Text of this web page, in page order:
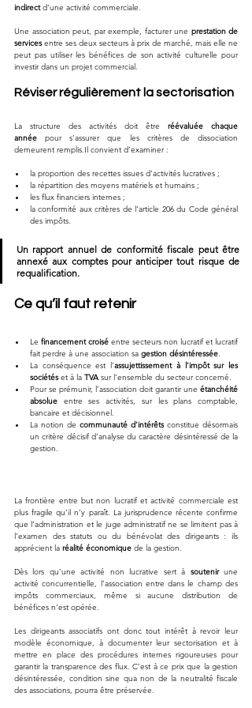
indirect d’une activité commerciale.
Une association peut, par exemple, facturer une prestation de
services entre ses deux secteurs à prix de marché, mais elle ne
peut pas utiliser les bénéfices de son activité culturelle pour
investir dans un projet commercial.
Réviser régulièrement la sectorisation
La structure des activités doit être réévaluée chaque
année pour s’assurer que les critères de dissociation
demeurent remplis.Il convient d’examiner :
la proportion des recettes issues d’activités lucratives ;
la répartition des moyens matériels et humains ;
les flux financiers internes ;
la conformité aux critères de l’article 206 du Code général
des impôts.
Un rapport annuel de conformité fiscale peut être
annexé aux comptes pour anticiper tout risque de
requalification.
Ce qu’il faut retenir
Le financement croisé entre secteurs non lucratif et lucratif
fait perdre à une association sa gestion désintéressée.
La conséquence est l’assujettissement à l’impôt sur les
sociétés et à la TVA sur l’ensemble du secteur concerné.
Pour se prémunir, l’association doit garantir une étanchéité
absolue entre ses activités, sur les plans comptable,
bancaire et décisionnel.
La notion de communauté d’intérêts constitue désormais
un critère décisif d’analyse du caractère désintéressé de la
gestion.
La frontière entre but non lucratif et activité commerciale est
plus fragile qu’il n’y paraît. La jurisprudence récente confirme
que l’administration et le juge administratif ne se limitent pas à
l’examen des statuts ou du bénévolat des dirigeants : ils
apprécient la réalité économique de la gestion.
Dès lors qu’une activité non lucrative sert à soutenir une
activité concurrentielle, l’association entre dans le champ des
impôts commerciaux, même si aucune distribution de
bénéfices n’est opérée.
Les dirigeants associatifs ont donc tout intérêt à revoir leur
modèle économique, à documenter leur sectorisation et à
mettre en place des procédures internes rigoureuses pour
garantir la transparence des flux. C’est à ce prix que la gestion
désintéressée, condition sine qua non de la neutralité fiscale
des associations, pourra être préservée.